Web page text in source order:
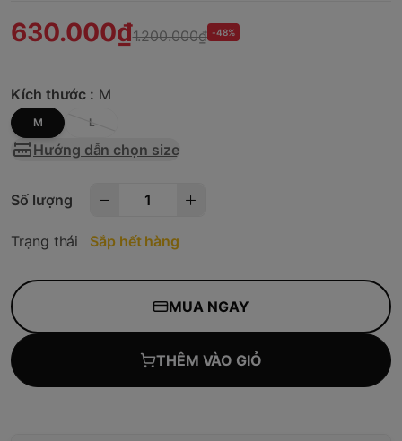
630.000₫1.200.000₫ -48%
Kích thước : M
M L
Hướng dẫn chọn size
Số lượng
Trạng thái Sắp hết hàng
MUA NGAY
THÊM VÀO GIỎ